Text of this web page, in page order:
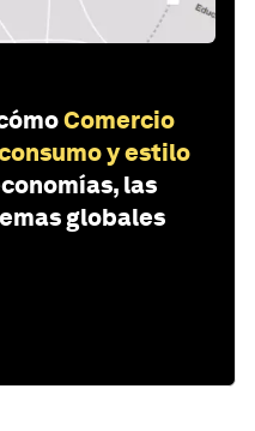
Comercio
y estilo
las
globales